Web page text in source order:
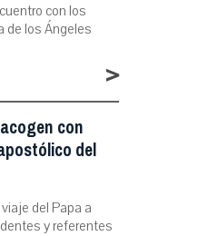
con los
de los Ángeles
>
con
del
del Papa a
y referentes